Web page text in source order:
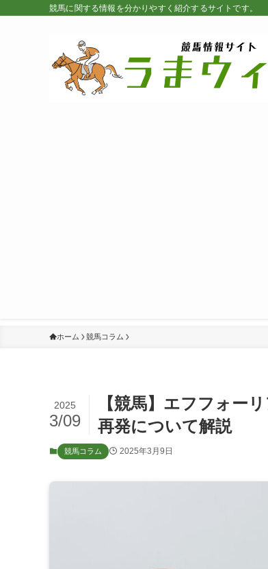
競馬に関する情報を分かりやすく紹介するサイトです。
ホーム 競馬コラム
【競馬】エフフォー
再発について解説
2025
3/09
競馬コラム 2025年3月9日